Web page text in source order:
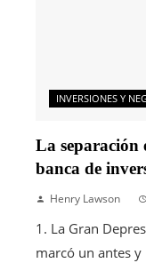
INVERSIONES Y
La separación
banca de
Henry Lawson
1. La Gran
marcó un antes